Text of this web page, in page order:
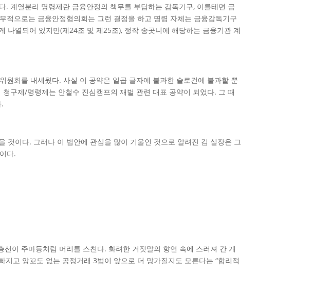
계열분리 명령제란 금융안정의 책무를 부담하는 감독기구, 이를테면 금
으로는 금융안정협의회는 그런 결정을 하고 명령 자체는 금융감독기구
열되어 있지만(제24조 및 제25조), 정작 송곳니에 해당하는 금융기관 계
회를 내세웠다. 사실 이 공약은 일곱 글자에 불과한 슬로건에 불과할 뿐
구제/명령제는 안철수 진심캠프의 재벌 관련 대표 공약이 되었다. 그 때
것이다. 그러나 이 법안에 관심을 많이 기울인 것으로 알려진 김 실장은 그
다.
이 주마등처럼 머리를 스친다. 화려한 거짓말의 향연 속에 스러져 간 개
고 앙꼬도 없는 공정거래 3법이 앞으로 더 망가질지도 모른다는 “합리적